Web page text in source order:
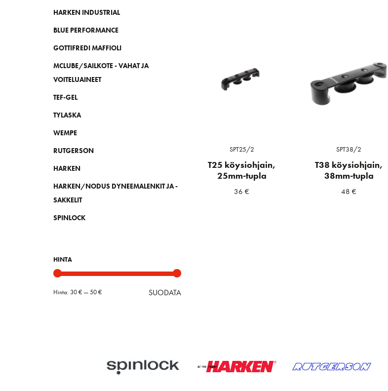
HARKEN INDUSTRIAL
BLUE PERFORMANCE
GOTTIFREDI MAFFIOLI
MCLUBE/SAILKOTE - VAHAT JA
VOITELUAINEET
TEF-GEL
TYLASKA
WEMPE
RUTGERSON
HARKEN
HARKEN/NODUS DYNEEMALENKIT JA -
SAKKELIT
SPINLOCK
HINTA
Minimihinta
Maksimihinta
SUODATA
Hinta: 30 €—50 €
SPT25/2
T25 köysiohjain,
25mm-tupla
36€
SPT38/2
T38 köysiohjain,
38mm-tupla
48€